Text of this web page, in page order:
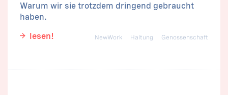
Warum wir sie trotzdem dringend gebraucht
haben.
lesen!
Genossenschaft
Haltung
NewWork